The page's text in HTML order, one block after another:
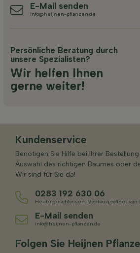
E-Mail senden
info@heijnen-pflanzen.de
Persönliche Beratung durch
unsere Spezialisten?
Wir helfen Ihnen
gerne weiter!
Kundenservice
Benötigen Sie Hilfe bei Ihrer
Auswahl des richtigen Baumes oder
Wir sind für Sie da!
0283 192 630 06
Heute geschlossen. Montag geöffnet von
E-Mail senden
info@heijnen-pflanzen.de
Folgen Sie Heijnen